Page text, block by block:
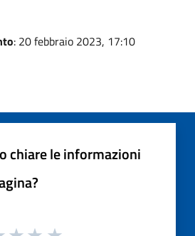
: 20 febbraio 2023, 17:10
chiare le informazioni